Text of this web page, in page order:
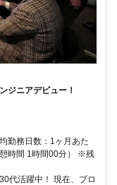
ジニアデビュー！
勤務日数：1ヶ月あた
時間 1時間00分） ※残
代活躍中！ 現在、プロ